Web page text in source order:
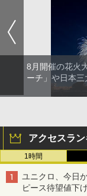
8月開催の花火
ーチ」や日本三
アクセスラ
1時間
ユニクロ、今日
ピース待望値下